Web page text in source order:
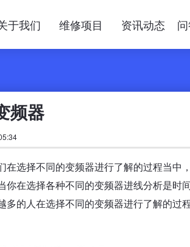
于我们 维修项目 资讯动态
频器
选择不同的变频器进行了解的过程当中
在选择各种不同的变频器进线分析是时
的人在选择不同的变频器进行了解的过